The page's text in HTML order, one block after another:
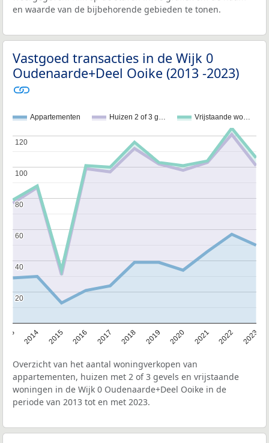
en waarde van de bijbehorende gebieden te tonen.
Vastgoed transacties in de Wijk 0
Oudenaarde+Deel Ooike (2013 -2023)
Appartementen Huizen 2 of 3 g… Vrijstaande wo…
2014 2015 2016 2017 2018 2019 2020 2021 2022 2023
20
20
40
40
60
60
80
80
100
100
120
120
Overzicht van het aantal woningverkopen van
appartementen, huizen met 2 of 3 gevels en vrijstaande
woningen in de Wijk 0 Oudenaarde+Deel Ooike in de
periode van 2013 tot en met 2023.